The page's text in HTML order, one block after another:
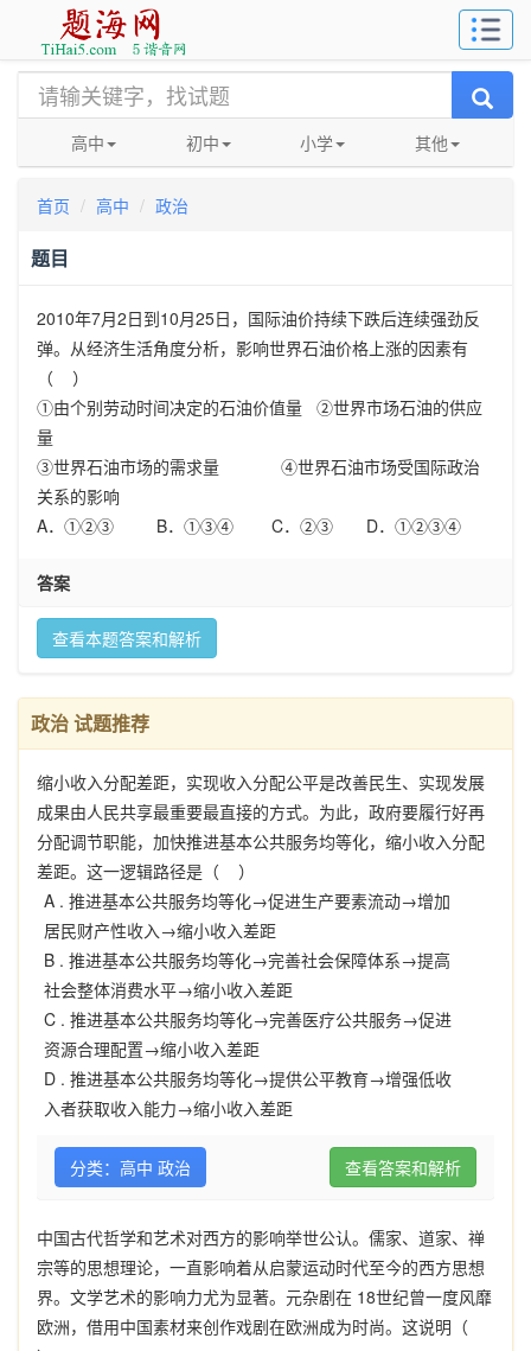
高中 初中 小学 其他
首页 高中 政治
题目
2010年7月2日到10月25日，国际油价持续下跌后连续强劲反
弹。从经济生活角度分析，影响世界石油价格上涨的因素有
（ ）
①由个别劳动时间决定的石油价值量 ②世界市场石油的供应
量
③世界石油市场的需求量 ④世界石油市场受国际政治
关系的影响
A．①②③ B．①③④ C．②③ D．①②③④
答案
查看本题答案和解析
政治 试题推荐
缩小收入分配差距，实现收入分配公平是改善民生、实现发展
成果由人民共享最重要最直接的方式。为此，政府要履行好再
分配调节职能，加快推进基本公共服务均等化，缩小收入分配
差距。这一逻辑路径是（ ）
A . 推进基本公共服务均等化→促进生产要素流动→增加
居民财产性收入→缩小收入差距
B . 推进基本公共服务均等化→完善社会保障体系→提高
社会整体消费水平→缩小收入差距
C . 推进基本公共服务均等化→完善医疗公共服务→促进
资源合理配置→缩小收入差距
D . 推进基本公共服务均等化→提供公平教育→增强低收
入者获取收入能力→缩小收入差距
分类：高中 政治 查看答案和解析
中国古代哲学和艺术对西方的影响举世公认。儒家、道家、禅
宗等的思想理论，一直影响着从启蒙运动时代至今的西方思想
界。文学艺术的影响力尤为显著。元杂剧在 18世纪曾一度风靡
欧洲，借用中国素材来创作戏剧在欧洲成为时尚。这说明（